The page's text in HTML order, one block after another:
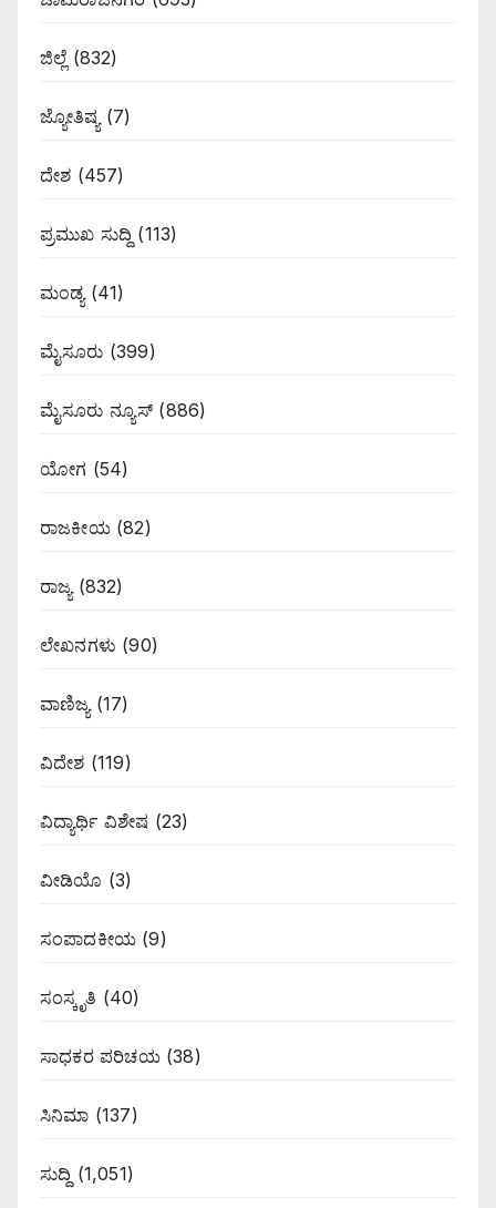
ಜಿಲ್ಲೆ (832)
ಜ್ಯೋತಿಷ್ಯ (7)
ದೇಶ (457)
ಪ್ರಮುಖ ಸುದ್ದಿ (113)
ಮಂಡ್ಯ(41)
ಮೈಸೂರು (399)
ಮೈಸೂರು ನ್ಯೂಸ್(886)
ಯೋಗ (54)
ರಾಜಕೀಯ(82)
ರಾಜ್ಯ(832)
ಲೇಖನಗಳು (90)
ವಾಣಿಜ್ಯ(17)
ವಿದೇಶ (119)
ವಿದ್ಯಾರ್ಥಿ ವಿಶೇಷ (23)
ವೀಡಿಯೊ (3)
ಸಂಪಾದಕೀಯ (9)
ಸಂಸ್ಕೃತಿ (40)
ಸಾಧಕರ ಪರಿಚಯ(38)
ಸಿನಿಮಾ (137)
ಸುದ್ದಿ (1,051)